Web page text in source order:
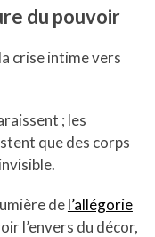
du pouvoir
crise intime vers
; les
que des corps
del’allégorie
l’envers du décor,